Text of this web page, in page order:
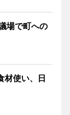
場で町への
使い、日